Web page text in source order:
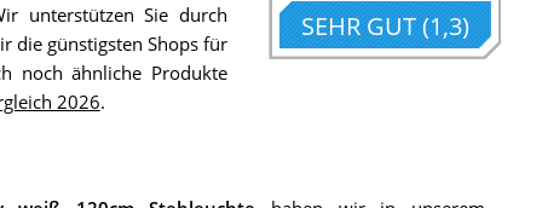
SEHR GUT(1,3)
unterstützen Sie durch
die günstigsten Shops für
noch ähnliche Produkte
2026.